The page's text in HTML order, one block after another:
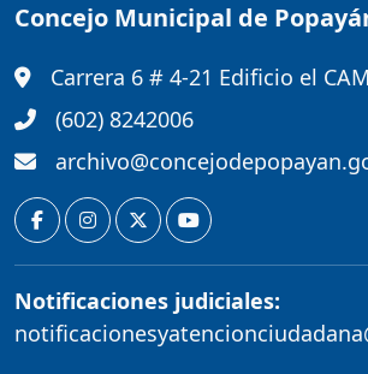
Concejo Municipal de
Carrera 6 # 4-21 Edificio el CAM
(602) 8242006
Notificaciones judiciales: